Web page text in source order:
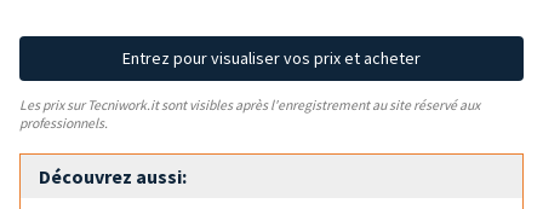
Entrez pour visualiser vos prix et acheter
Les prix sur Tecniwork.it sont visibles après l'enregistrement au site réservé aux
professionnels.
Découvrez aussi: